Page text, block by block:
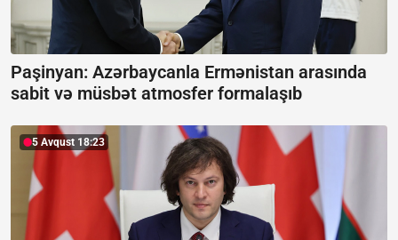
Paşinyan: Azərbaycanla Ermənistan arasında
sabit və müsbət atmosfer formalaşıb
5 Avqust 18:23